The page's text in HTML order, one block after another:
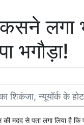
कसने लगा
भगौड़ा!
शिकंजा, न्यूयॉर्क के
की मदद से पता लगा लिया है